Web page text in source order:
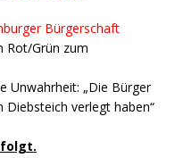
Bürgerschaft
Rot/Grün zum
Unwahrheit: „Die Bürger
verlegt haben“